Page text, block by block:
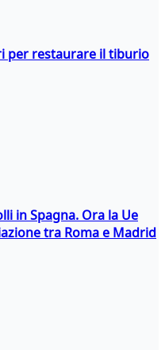
per restaurare il tiburio
in Spagna. Ora la Ue
tra Roma e Madrid